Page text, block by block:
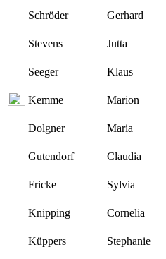
Schröder
Gerhard
Stevens
Jutta
Seeger
Klaus
Kemme
Marion
Dolgner
Maria
Gutendorf
Claudia
Fricke
Sylvia
Knipping
Cornelia
Küppers
Stephanie